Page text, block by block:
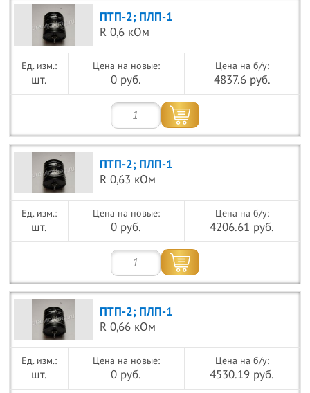
ПТП-2; ПЛП-1
R 0,6 кОм
шт.
Цена на новые:
0 руб.
Цена на б/у:
4837.6 руб.
ПТП-2; ПЛП-1
R 0,63 кОм
шт.
Цена на новые:
0 руб.
Цена на б/у:
4206.61 руб.
ПТП-2; ПЛП-1
R 0,66 кОм
шт.
Цена на новые:
0 руб.
Цена на б/у:
4530.19 руб.